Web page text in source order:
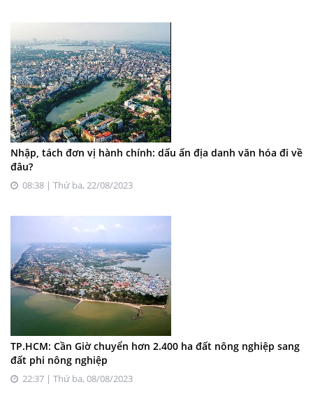
Nhập, tách đơn vị hành chính: dấu ấn địa danh văn hóa đi về
đâu?
08:38 | Thứ ba, 22/08/2023
TP.HCM: Cần Giờ chuyển hơn 2.400 ha đất nông nghiệp sang
đất phi nông nghiệp
22:37 | Thứ ba, 08/08/2023